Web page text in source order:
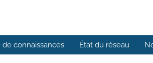
de connaissances État du réseau